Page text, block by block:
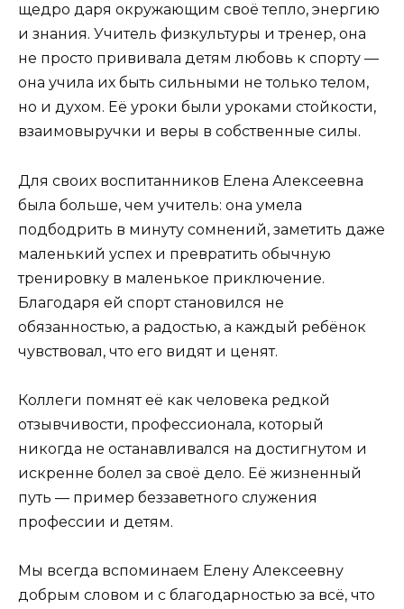
щедро даря окружающим своё тепло, энергию
и знания. Учитель физкультуры и тренер, она
не просто прививала детям любовь к спорту —
она учила их быть сильными не только телом,
но и духом. Её уроки были уроками стойкости,
взаимовыручки и веры в собственные силы.
Для своих воспитанников Елена Алексеевна
была больше, чем учитель: она умела
подбодрить в минуту сомнений, заметить даже
маленький успех и превратить обычную
тренировку в маленькое приключение.
Благодаря ей спорт становился не
обязанностью, а радостью, а каждый ребёнок
чувствовал, что его видят и ценят.
Коллеги помнят её как человека редкой
отзывчивости, профессионала, который
никогда не останавливался на достигнутом и
искренне болел за своё дело. Её жизненный
путь — пример беззаветного служения
профессии и детям.
Мы всегда вспоминаем Елену Алексеевну
добрым словом и с благодарностью за всё, что